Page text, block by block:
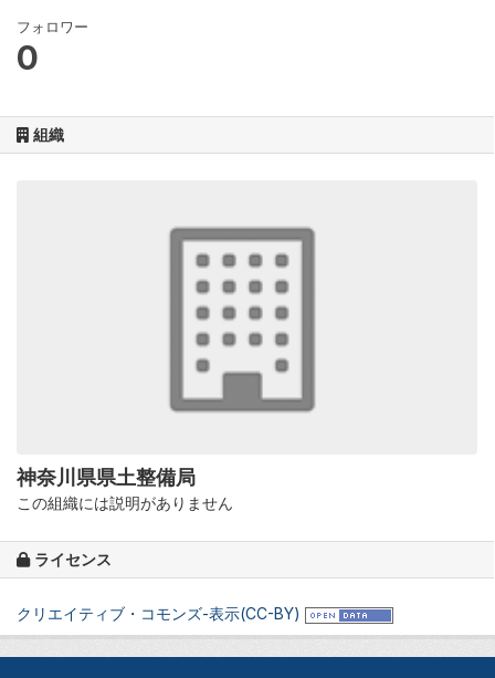
フォロワー
0
組織
神奈川県県土整備局
この組織には説明がありません
ライセンス
クリエイティブ・コモンズ-表示(CC-BY)